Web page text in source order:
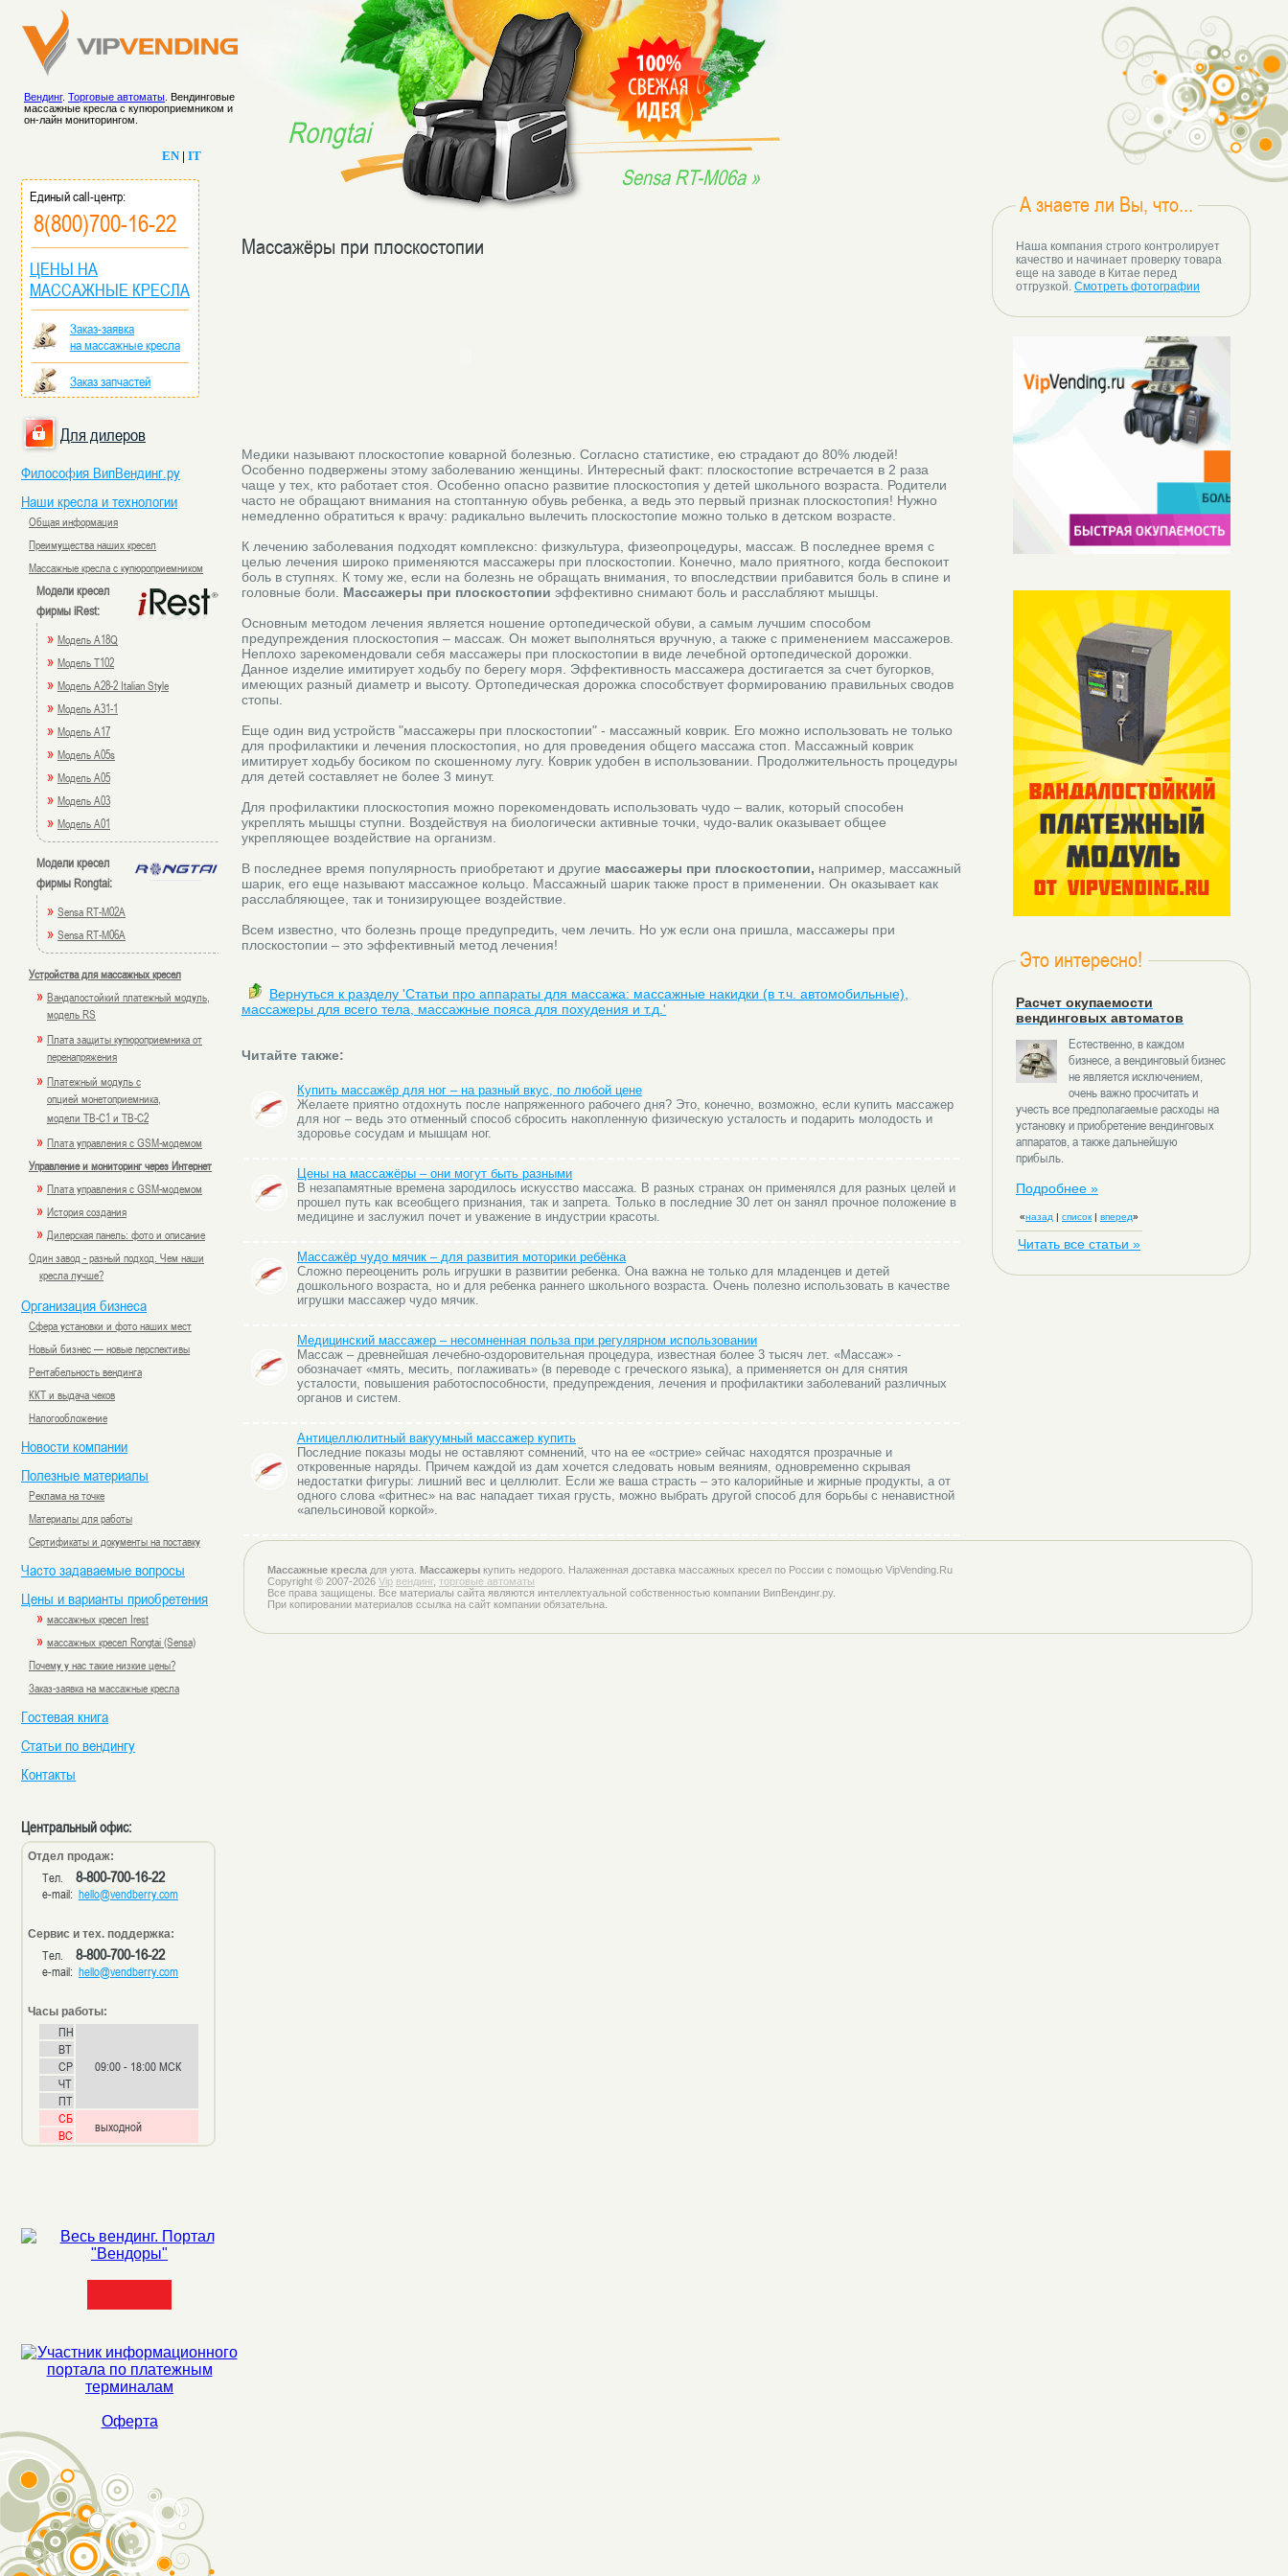
EN| IT
Вендинг. Торговые автоматы . Вендинговые
массажные кресла с купюроприемником и
он-лайн мониторингом.
Rongtai
Sensa RT-M06a »
Единый call-центр:
8(800)700-16-22
ЦЕНЫ НА
МАССАЖНЫЕ КРЕСЛА
Заказ-заявка
на массажные кресла
Заказ запчастей
Для дилеров
Философия ВипВендинг.ру
Наши кресла и технологии
Общая информация
Преимущества наших кресел
Массажные кресла с купюроприемником
Модели кресел
фирмы iRest:
» Модель A18Q
» Модель T102
» Модель A28-2 Italian Style
» Модель A31-1
» Модель A17
» Модель A05s
» Модель A05
» Модель A03
» Модель A01
Модели кресел
фирмы Rongtai:
» Sensa RT-M02A
» Sensa RT-M06A
Устройства для массажных кресел
» Вандалостойкий платежный модуль,
модель RS
» Плата защиты купюроприемника от
перенапряжения
» Платежный модуль с
опцией монетоприемника,
модели TB-C1 и TB-C2
» Плата управления с GSM-модемом
Управление и мониторинг через Интернет
» Плата управления с GSM-модемом
» История создания
» Дилерская панель: фото и описание
Один завод - разный подход. Чем наши
кресла лучше?
Организация бизнеса
Сфера установки и фото наших мест
Новый бизнес — новые перспективы
Рентабельность вендинга
ККТ и выдача чеков
Налогообложение
Новости компании
Полезные материалы
Реклама на точке
Материалы для работы
Сертификаты и документы на поставку
Часто задаваемые вопросы
Цены и варианты приобретения
» массажных кресел Irest
» массажных кресел Rongtai (Sensa)
Почему у нас такие низкие цены?
Заказ-заявка на массажные кресла
Гостевая книга
Статьи по вендингу
Контакты
Центральный офис:
Отдел продаж:
Тел. 8-800-700-16-22
e-mail: hello@vendberry.com
Сервис и тех. поддержка:
Тел. 8-800-700-16-22
e-mail: hello@vendberry.com
Часы работы:
ПН
09:00 - 18:00 МСК
ВТ
СР
ЧТ
ПТ
СБ
выходной
ВС
Оферта
Массажёры при плоскостопии
Медики называют плоскостопие коварной болезнью. Согласно статистике, ею страдают до 80% людей!
Особенно подвержены этому заболеванию женщины. Интересный факт: плоскостопие встречается в 2 раза
чаще у тех, кто работает стоя. Особенно опасно развитие плоскостопия у детей школьного возраста. Родители
часто не обращают внимания на стоптанную обувь ребенка, а ведь это первый признак плоскостопия! Нужно
немедленно обратиться к врачу: радикально вылечить плоскостопие можно только в детском возрасте.
К лечению заболевания подходят комплексно: физкультура, физеопроцедуры, массаж. В последнее время с
целью лечения широко применяются массажеры при плоскостопии. Конечно, мало приятного, когда беспокоит
боль в ступнях. К тому же, если на болезнь не обращать внимания, то впоследствии прибавится боль в спине и
головные боли. Массажеры при плоскостопии эффективно снимают боль и расслабляют мышцы.
Основным методом лечения является ношение ортопедической обуви, а самым лучшим способом
предупреждения плоскостопия – массаж. Он может выполняться вручную, а также с применением массажеров.
Неплохо зарекомендовали себя массажеры при плоскостопии в виде лечебной ортопедической дорожки.
Данное изделие имитирует ходьбу по берегу моря. Эффективность массажера достигается за счет бугорков,
имеющих разный диаметр и высоту. Ортопедическая дорожка способствует формированию правильных сводов
стопы.
Еще один вид устройств "массажеры при плоскостопии" - массажный коврик. Его можно использовать не только
для профилактики и лечения плоскостопия, но для проведения общего массажа стоп. Массажный коврик
имитирует ходьбу босиком по скошенному лугу. Коврик удобен в использовании. Продолжительность процедуры
для детей составляет не более 3 минут.
Для профилактики плоскостопия можно порекомендовать использовать чудо – валик, который способен
укреплять мышцы ступни. Воздействуя на биологически активные точки, чудо-валик оказывает общее
укрепляющее воздействие на организм.
В последнее время популярность приобретают и другие массажеры при плоскостопии, например, массажный
шарик, его еще называют массажное кольцо. Массажный шарик также прост в применении. Он оказывает как
расслабляющее, так и тонизирующее воздействие.
Всем известно, что болезнь проще предупредить, чем лечить. Но уж если она пришла, массажеры при
плоскостопии – это эффективный метод лечения!
Вернуться к разделу 'Статьи про аппараты для массажа: массажные накидки (в т.ч. автомобильные),
массажеры для всего тела, массажные пояса для похудения и т.д.'
Читайте также:
Купить массажёр для ног – на разный вкус, по любой цене
Желаете приятно отдохнуть после напряженного рабочего дня? Это, конечно, возможно, если купить массажер
для ног – ведь это отменный способ сбросить накопленную физическую усталость и подарить молодость и
здоровье cосудам и мышцам ног.
Цены на массажёры – они могут быть разными
В незапамятные времена зародилось искусство массажа. В разных странах он применялся для разных целей и
прошел путь как всеобщего признания, так и запрета. Только в последние 30 лет он занял прочное положение в
медицине и заслужил почет и уважение в индустрии красоты.
Массажёр чудо мячик – для развития моторики ребёнка
Сложно переоценить роль игрушки в развитии ребенка. Она важна не только для младенцев и детей
дошкольного возраста, но и для ребенка раннего школьного возраста. Очень полезно использовать в качестве
игрушки массажер чудо мячик.
Медицинский массажер – несомненная польза при регулярном использовании
Массаж – древнейшая лечебно-оздоровительная процедура, известная более 3 тысяч лет. «Массаж» -
обозначает «мять, месить, поглаживать» (в переводе с греческого языка), а применяется он для снятия
усталости, повышения работоспособности, предупреждения, лечения и профилактики заболеваний различных
органов и систем.
Антицеллюлитный вакуумный массажер купить
Последние показы моды не оставляют сомнений, что на ее «острие» сейчас находятся прозрачные и
откровенные наряды. Причем каждой из дам хочется следовать новым веяниям, одновременно скрывая
недостатки фигуры: лишний вес и целлюлит. Если же ваша страсть – это калорийные и жирные продукты, а от
одного слова «фитнес» на вас нападает тихая грусть, можно выбрать другой способ для борьбы с ненавистной
«апельсиновой коркой».
А знаете ли Вы, что...
Наша компания строго контролирует
качество и начинает проверку товара
еще на заводе в Китае перед
отгрузкой. Смотреть фотографии
Это интересно!
Расчет окупаемости
вендинговых автоматов
Естественно, в каждом
бизнесе, а вендинговый бизнес
не является исключением,
очень важно просчитать и
учесть все предполагаемые расходы на
установку и приобретение вендинговых
аппаратов, а также дальнейшую
прибыль.
Подробнее »
«назад | список | вперед»
Читать все статьи »
Массажные кресла для уюта. Массажеры купить недорого. Налаженная доставка массажных кресел по России с помощью VipVending.Ru
Copyright © 2007-2026 Vip вендинг, торговые автоматы
Все права защищены. Все материалы сайта являются интеллектуальной собственностью компании ВипВендинг.ру.
При копировании материалов ссылка на сайт компании обязательна.